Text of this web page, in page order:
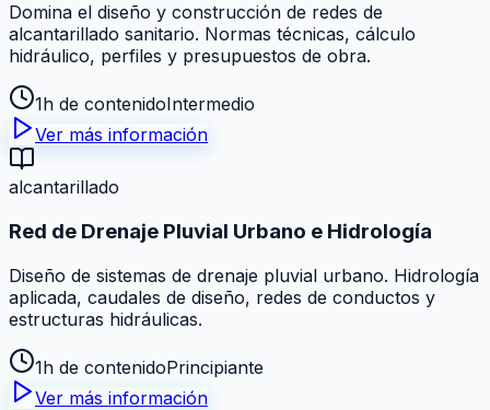
Domina el diseño y construcción de redes de
alcantarillado sanitario. Normas técnicas, cálculo
hidráulico, perfiles y presupuestos de obra.
1h de contenidoIntermedio
Ver más información
alcantarillado
Red de Drenaje Pluvial Urbano e Hidrología
Diseño de sistemas de drenaje pluvial urbano. Hidrología
aplicada, caudales de diseño, redes de conductos y
estructuras hidráulicas.
1h de contenidoPrincipiante
Ver más información